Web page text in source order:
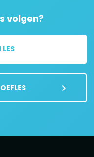
volgen?